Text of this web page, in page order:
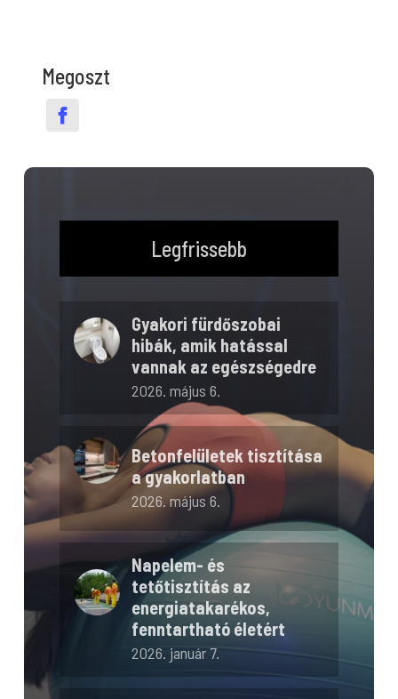
Megoszt
Legfrissebb
Gyakori fürdőszobai
hibák, amik hatással
vannak az egészségedre
2026. május 6.
Betonfelületek tisztítása
a gyakorlatban
2026. május 6.
Napelem- és
tetőtisztítás az
energiatakarékos,
fenntartható életért
2026. január 7.